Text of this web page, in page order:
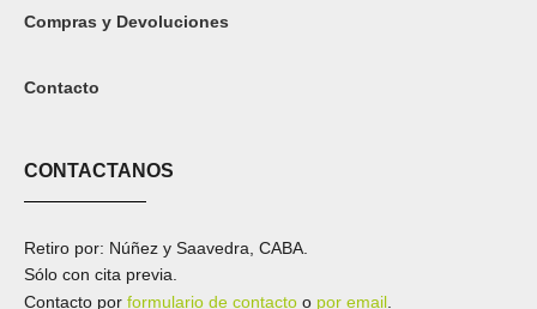
Compras y Devoluciones
Contacto
CONTACTANOS
Retiro por: Núñez y Saavedra, CABA.
Sólo con cita previa.
Contacto por formulario de contacto o por email